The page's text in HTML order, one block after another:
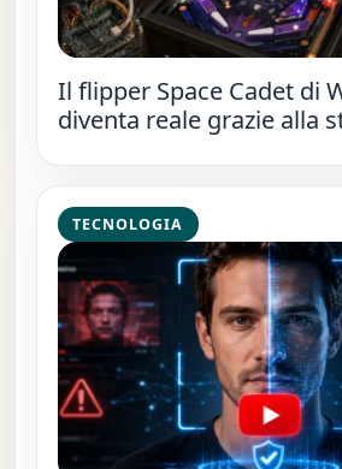
Il flipper Space Cadet di
diventa reale grazie alla
TECNOLOGIA